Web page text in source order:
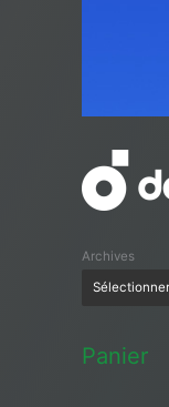
Archives
Panier